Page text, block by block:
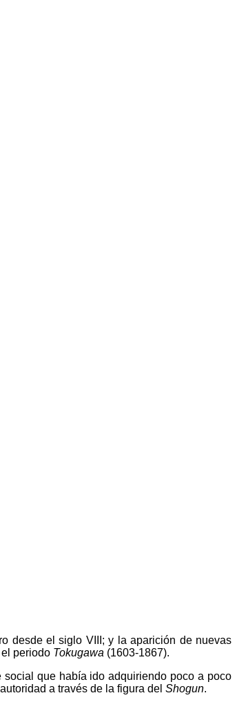
desde el siglo VIII; y la aparición de nuevas
periodo Tokugawa (1603-1867).
social que había ido adquiriendo poco a poco
a través de la figura del Shogun.